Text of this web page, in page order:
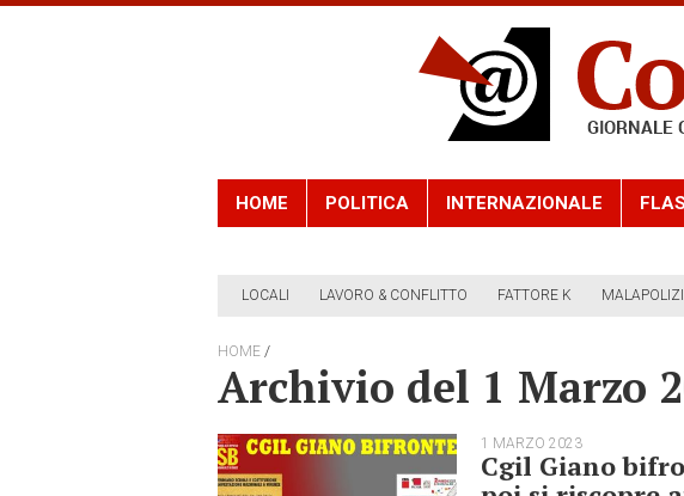
HOME POLITICA INTERNAZIONALE
LOCALI LAVORO & CONFLITTO FATTORE K
HOME /
Archivio del 1 Marzo
1 MARZO 2023
Cgil Giano